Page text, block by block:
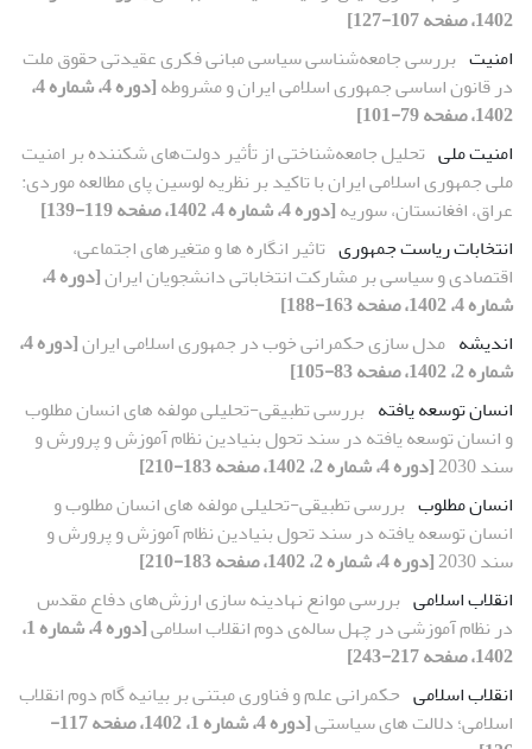
1402، صفحه 107-127]
امنیت بررسی جامعه‌شناسی سیاسی مبانی فکری عقیدتی حقوق ملت
در قانون اساسی جمهوری اسلامی ایران و مشروطه
[دوره 4، شماره 4،
1402، صفحه 79-101]
امنیت ملی تحلیل جامعه‌شناختی از تأثیر دولت‌های شکننده بر امنیت
ملی جمهوری اسلامی ایران با تاکید بر نظریه لوسین پای مطالعه موردی:
عراق، افغانستان، سوریه[دوره 4، شماره 4، 1402، صفحه 119-139]
انتخابات ریاست جمهوری تاثیر انگاره ها و متغیرهای اجتماعی،
اقتصادی و سیاسی بر مشارکت انتخاباتی دانشجویان ایران
[دوره 4،
شماره 4، 1402، صفحه 163-188]
اندیشه مدل سازی حکمرانی خوب در جمهوری اسلامی ایران
[دوره 4،
شماره 2، 1402، صفحه 83-105]
انسان توسعه یافته بررسی تطبیقی-تحلیلی مولفه های انسان مطلوب
و انسان توسعه یافته در سند تحول بنیادین نظام آموزش و پرورش و
سند 2030
[دوره 4، شماره 2، 1402، صفحه 183-210]
انسان مطلوب بررسی تطبیقی-تحلیلی مولفه های انسان مطلوب و
انسان توسعه یافته در سند تحول بنیادین نظام آموزش و پرورش و
سند 2030
[دوره 4، شماره 2، 1402، صفحه 183-210]
انقلاب اسلامی بررسی موانع نهادینه سازی ارزش‌های دفاع مقدس
در نظام آموزشی در چهل ساله‌ی دوم انقلاب اسلامی
[دوره 4، شماره 1،
1402، صفحه 217-243]
انقلاب اسلامی حکمرانی علم و فناوری مبتنی بر بیانیه گام دوم انقلاب
اسلامی؛ دلالت های سیاستی
[دوره 4، شماره 1، 1402، صفحه 117-